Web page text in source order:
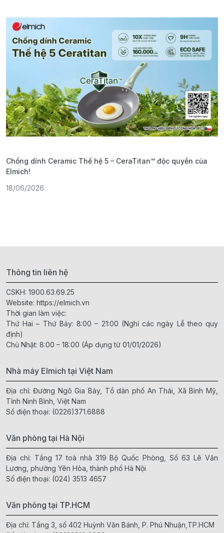
Chống dính Ceramic Thế hệ 5 – CeraTitan™ độc quyền của
Elmich!
18/06/2026
Thông tin liên hệ
CSKH: 1900.63.69.25
Website: https://elmich.vn
Thời gian làm việc:
Thứ Hai – Thứ Bảy: 8:00 – 21:00 (Nghỉ các ngày Lễ theo quy
định)
Chủ Nhật: 8:00 – 18:00 (Áp dụng từ 01/01/2026)
Nhà máy Elmich tại Việt Nam
Địa chỉ: Đường Ngô Gia Bảy, Tổ dân phố An Thái, Xã Bình Mỹ,
Tỉnh Ninh Bình, Việt Nam
Số điện thoại: (0226)371.6888
Văn phòng tại Hà Nội
Địa chỉ: Tầng 17 toà nhà 319 Bộ Quốc Phòng, Số 63 Lê Văn
Lương, phường Yên Hòa, thành phố Hà Nội
Số điện thoại: (024) 3513 4657
Văn phòng tại TP.HCM
Địa chỉ: Tầng 3, số 402 Huỳnh Văn Bánh, P. Phú Nhuận,TP.HCM